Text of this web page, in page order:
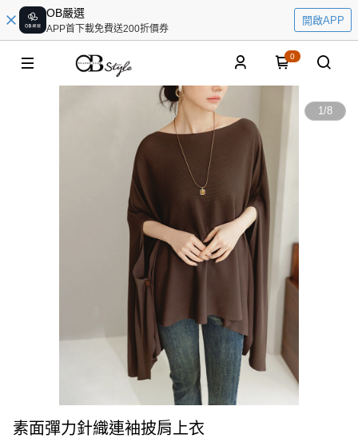
OB嚴選
APP首下載免費送200折價券
開啟APP
0
1/8
素面彈力針織連袖披肩上衣